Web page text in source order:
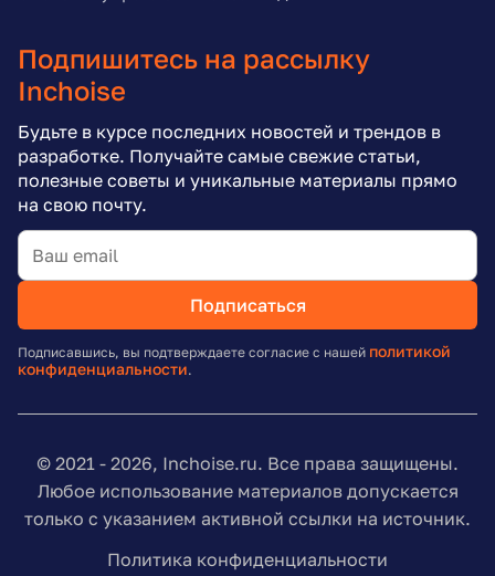
Подпишитесь на рассылку
Inchoise
Будьте в курсе последних новостей и трендов в
разработке. Получайте самые свежие статьи,
полезные советы и уникальные материалы прямо
на свою почту.
Подписаться
Подписавшись, вы подтверждаете согласие с нашей политикой
конфиденциальности.
© 2021 - 2026, Inchoise.ru. Все права защищены.
Любое использование материалов допускается
только с указанием активной ссылки на источник.
Политика конфиденциальности